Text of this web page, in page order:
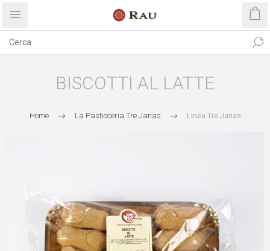
BISCOTTI AL LATTE
Home La Pasticceria Tre Janas Linea Tre Janas